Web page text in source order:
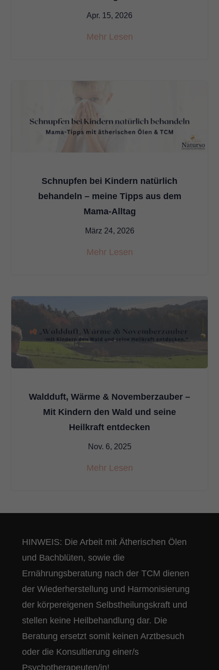
Apr. 15, 2026
Mehr Lesen
Schnupfen bei Kindern natürlich
behandeln – meine Tipps aus dem
Mama-Alltag
März 24, 2026
Mehr Lesen
Waldduft, Wärme & Novemberzauber –
Mit Kindern den Wald und seine
Heilkraft entdecken
Nov. 6, 2025
Mehr Lesen
HINWEIS: Die Arbeit mit Ätherischen Ölen
und Bachblüten, sowie die
Ernährungsberatung nach der TCM dienen
der Wiederherstellung und Harmonisierung
der körpereigenen Selbstheilungskraft und
stellen keine Heilbehandlung dar. Die
Beratung ersetzt somit keinen Arztbesuch
oder die Konsultierung einer/s
Psychotherapeuten/in!